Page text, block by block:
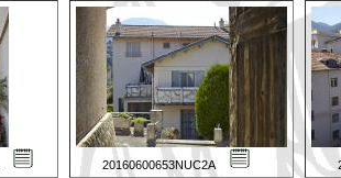
20160600653NUC2A